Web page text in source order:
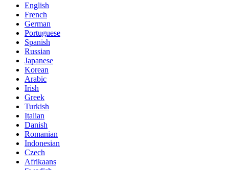
English
French
German
Portuguese
Spanish
Russian
Japanese
Korean
Arabic
Irish
Greek
Turkish
Italian
Danish
Romanian
Indonesian
Czech
Afrikaans